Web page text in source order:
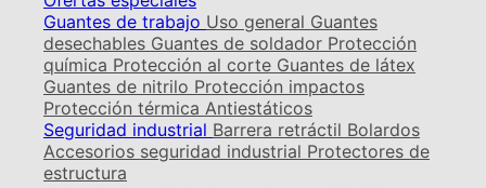
Guantes de trabajo Uso general Guantes
desechables Guantes de soldador Protección
química Protección al corte Guantes de látex
Guantes de nitrilo Protección impactos
Protección térmica Antiestáticos
Seguridad industrial Barrera retráctil Bolardos
Accesorios seguridad industrial Protectores de
estructura